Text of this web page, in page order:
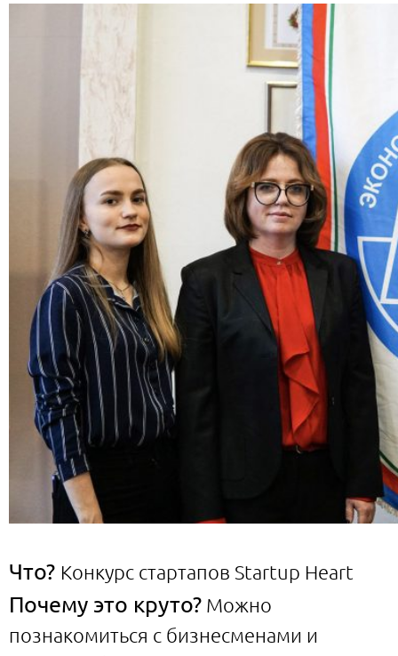
Что? Конкурс стартапов Startup Heart
Почему это круто? Можно
познакомиться с бизнесменами и